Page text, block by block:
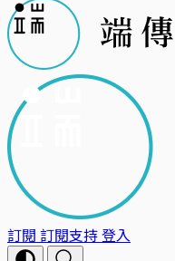
訂閱 訂閱支持登入